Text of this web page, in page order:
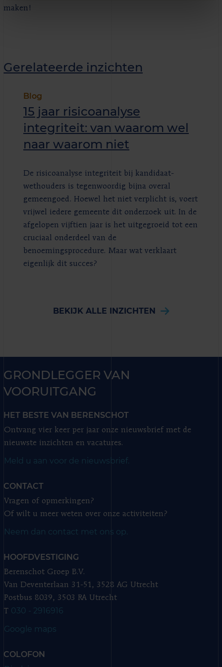
maken!
Gerelateerde inzichten
Blog
15 jaar risicoanalyse
integriteit: van waarom wel
naar waarom niet
De risicoanalyse integriteit bij kandidaat-
wethouders is tegenwoordig bijna overal
gemeengoed. Hoewel het niet verplicht is, voert
vrijwel iedere gemeente dit onderzoek uit. In de
afgelopen vijftien jaar is het uitgegroeid tot een
cruciaal onderdeel van de
benoemingsprocedure. Maar wat verklaart
eigenlijk dit succes?
BEKIJK ALLE INZICHTEN
GRONDLEGGER VAN
VOORUITGANG
HET BESTE VAN BERENSCHOT
Ontvang vier keer per jaar onze nieuwsbrief met de
nieuwste inzichten en vacatures.
Meld u aan voor de nieuwsbrief.
CONTACT
Vragen of opmerkingen?
Of wilt u meer weten over onze activiteiten?
Neem dan contact met ons op.
HOOFDVESTIGING
Berenschot Groep B.V.
Van Deventerlaan 31-51, 3528 AG Utrecht
Postbus 8039, 3503 RA Utrecht
T 030 - 2916916
Google maps
COLOFON